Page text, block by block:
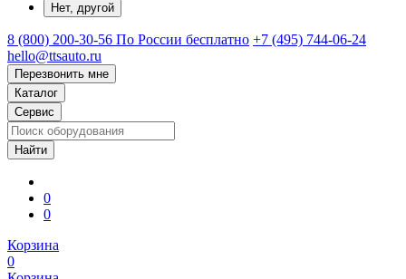
Нет, другой
8 (800) 200-30-56 По России бесплатно +7 (495) 744-06-24
hello@ttsauto.ru
Перезвонить мне
Каталог
Сервис
0
0
Корзина
0